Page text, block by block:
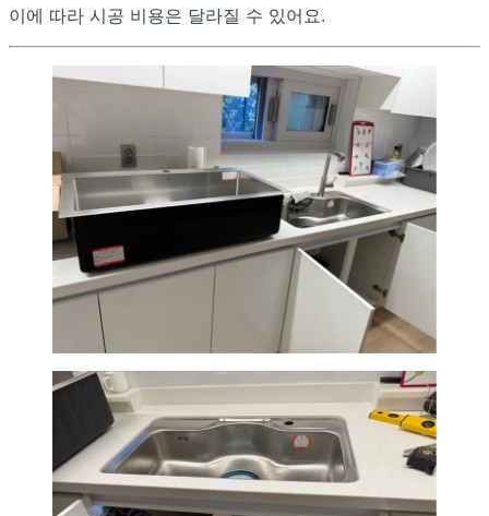
이에 따라 시공 비용은 달라질 수 있어요.